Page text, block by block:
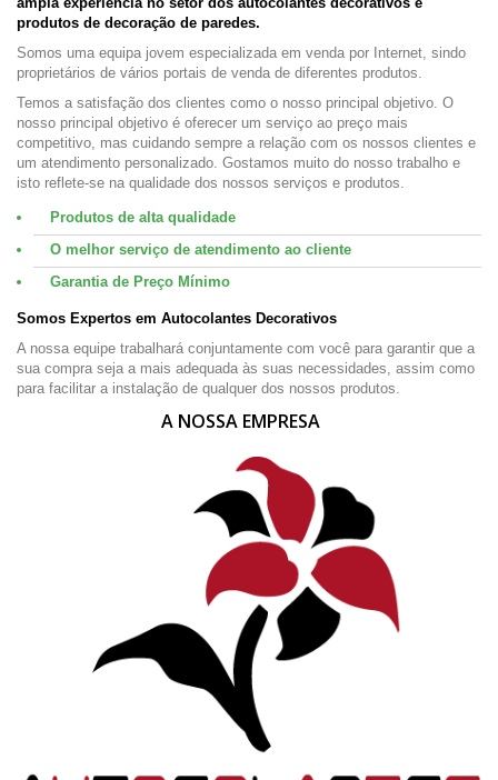
produtos de decoração de paredes.
Somos uma equipa jovem especializada em venda por Internet, sindo
proprietários de vários portais de venda de diferentes produtos.
Temos a satisfação dos clientes como o nosso principal objetivo. O
nosso principal objetivo é oferecer um serviço ao preço mais
competitivo, mas cuidando sempre a relação com os nossos clientes e
um atendimento personalizado. Gostamos muito do nosso trabalho e
isto reflete-se na qualidade dos nossos serviços e produtos.
Produtos de alta qualidade
O melhor serviço de atendimento ao cliente
Garantia de Preço Mínimo
Somos Expertos em Autocolantes Decorativos
A nossa equipe trabalhará conjuntamente com você para garantir que a
sua compra seja a mais adequada às suas necessidades, assim como
para facilitar a instalação de qualquer dos nossos produtos.
A NOSSA EMPRESA